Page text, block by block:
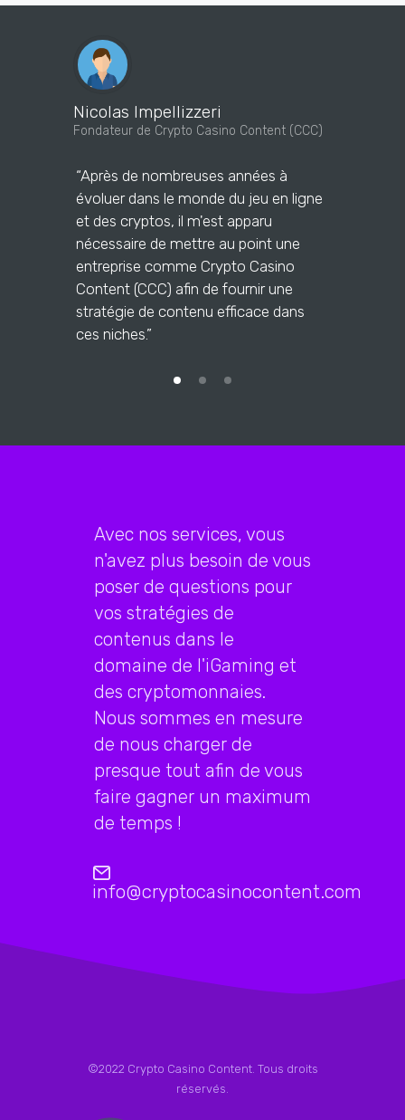
Nicolas Impellizzeri
Fondateur de Crypto Casino Content (CCC)
“Après de nombreuses années à
évoluer dans le monde du jeu en ligne
et des cryptos, il m'est apparu
nécessaire de mettre au point une
entreprise comme Crypto Casino
Content (CCC) afin de fournir une
stratégie de contenu efficace dans
ces niches.”
Avec nos services, vous
n'avez plus besoin de vous
poser de questions pour
vos stratégies de
contenus dans le
domaine de l'iGaming et
des cryptomonnaies.
Nous sommes en mesure
de nous charger de
presque tout afin de vous
faire gagner un maximum
de temps !
info@cryptocasinocontent.com
©2022 Crypto Casino Content. Tous droits
réservés.